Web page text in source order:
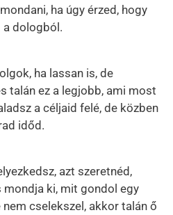
ha úgy érzed, hogy
a dologból.
ha lassan is, de
talán ez a legjobb, ami most
a céljaid felé, de közben
időd.
azt szeretnéd,
mondja ki, mit gondol egy
cselekszel, akkor talán ő